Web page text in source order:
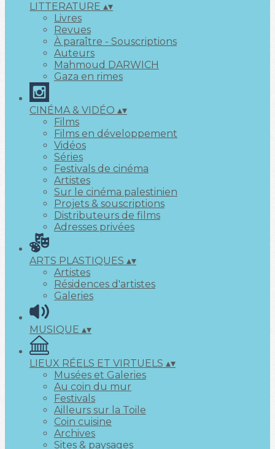
LITTERATURE ▴▾
Livres
Revues
À paraître - Souscriptions
Auteurs
Mahmoud DARWICH
Gaza en rimes
CINÉMA & VIDÉO ▴▾
Films
Films en développement
Vidéos
Séries
Festivals de cinéma
Artistes
Sur le cinéma palestinien
Projets & souscriptions
Distributeurs de films
Adresses privées
ARTS PLASTIQUES ▴▾
Artistes
Résidences d'artistes
Galeries
MUSIQUE ▴▾
LIEUX RÉELS ET VIRTUELS ▴▾
Musées et Galeries
Au coin du mur
Festivals
Ailleurs sur la Toile
Coin cuisine
Archives
Sites & paysages